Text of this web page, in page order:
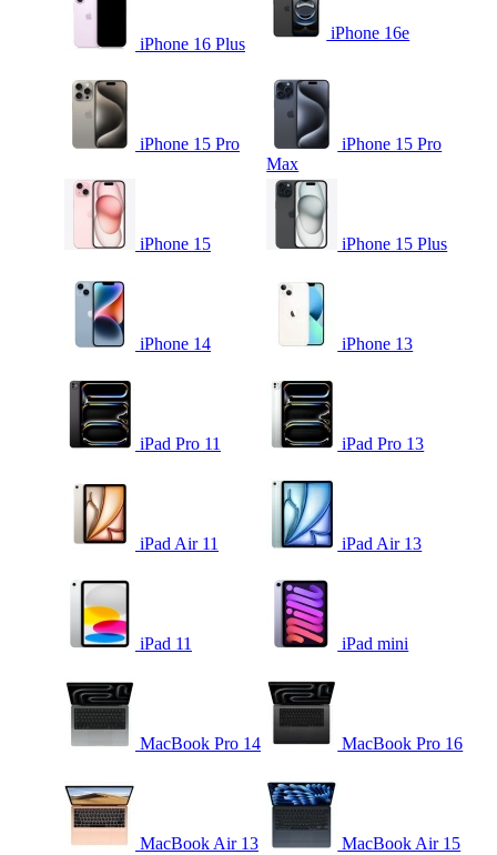
iPhone 16 Plus
iPhone 16e
iPhone 15 Pro
iPhone 15 Pro
Max
iPhone 15 iPhone 15 Plus
iPhone 14 iPhone 13
iPad Pro 11 iPad Pro 13
iPad Air 11 iPad Air 13
iPad 11 iPad mini
MacBook Pro 14 MacBook Pro 16
MacBook Air 13 MacBook Air 15